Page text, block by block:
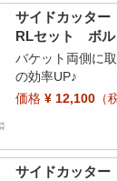
サイドカッタ
RLセット ボル
バケット両側に
の効率UP♪
価格¥ 12,100（
サイドカッタ